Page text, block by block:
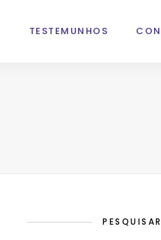
TESTEMUNHOS
PESQUISAR